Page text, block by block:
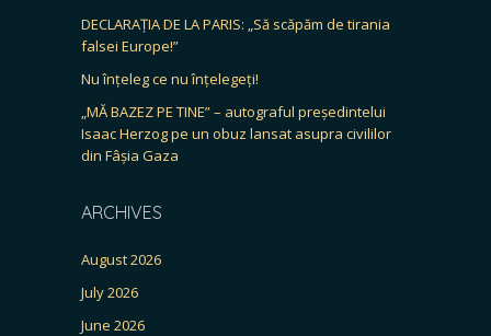
DECLARAȚIA DE LA PARIS: „Să scăpăm de tirania
falsei Europe!”
Nu înțeleg ce nu înțelegeți!
„MĂ BAZEZ PE TINE” – autograful președintelui
Isaac Herzog pe un obuz lansat asupra civililor
din Fâșia Gaza
ARCHIVES
August 2026
July 2026
June 2026